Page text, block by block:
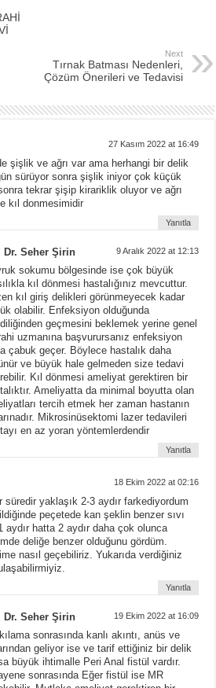
Next
Tırnak Batması Nedenleri,
Çözüm Önerileri ve Tedavisi
27 Kasım 2022 at 16:49
şişlik ve ağrı var ama herhangi bir delik
sürüyor sonra şişlik iniyor çok küçük
tekrar şişip kirariklik oluyor ve ağrı
kıl donmesimidir
Yanıtla
Dr. Seher Şirin 9 Aralık 2022 at 12:13
sokumu bölgesinde ise çok büyük
kıl dönmesi hastalığınız mevcuttur.
kıl giriş delikleri görünmeyecek kadar
olabilir. Enfeksiyon olduğunda
geçmesini beklemek yerine genel
uzmanına başvurursanız enfeksiyon
çabuk geçer. Böylece hastalık daha
ve büyük hale gelmeden size tedavi
Kıl dönmesi ameliyat gerektiren bir
Ameliyatta da minimal boyutta olan
tercih etmek her zaman hastanın
Mikrosinüsektomi lazer tedavileri
en az yoran yöntemlerdendir
Yanıtla
18 Ekim 2022 at 02:16
süredir yaklaşık 2-3 aydır farkediyordum
peçetede kan şeklin benzer sıvı
aydır hatta 2 aydır daha çok olunca
deliğe benzer olduğunu gördüm.
nasıl geçebiliriz. Yukarıda verdiğiniz
Yanıtla
Dr. Seher Şirin 19 Ekim 2022 at 16:09
sonrasında kanlı akıntı, anüs ve
geliyor ise ve tarif ettiğiniz bir delik
büyük ihtimalle Peri Anal fistül vardır.
sonrasında Eğer fistül ise MR